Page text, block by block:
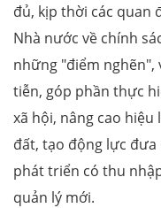
đủ, kịp thời các quan
Nhà nước về chính
những "điểm
tiễn, góp phần thực
xã hội, nâng cao
đất, tạo động lực
phát triển có thu
quản lý mới.